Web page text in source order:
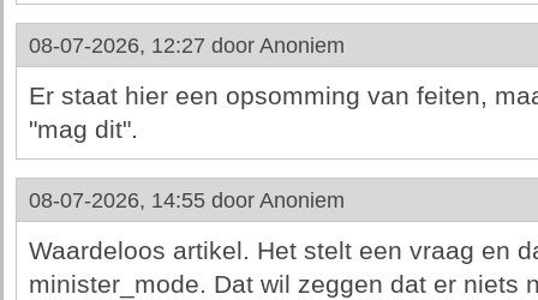
08-07-2026, 12:27 door Anoniem
Er staat hier een opsomming van feiten,
"mag dit".
08-07-2026, 14:55 door Anoniem
Waardeloos artikel. Het stelt een vraag en
minister_mode. Dat wil zeggen dat er niets